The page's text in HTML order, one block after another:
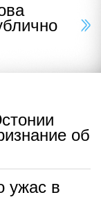
об
ужас в